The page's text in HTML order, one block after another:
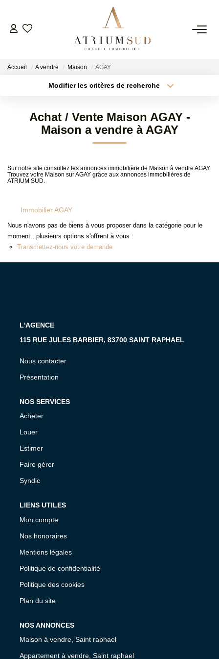
TRANSACTION
ESTIMATION
MON COMPTE
EN
Accueil A vendre Maison AGAY
Modifier les critères de recherche
Sélectionnez...
Type de bien
Surface min
Créer une alerte
Achat / Vente Maison AGAY -
Maison a vendre à AGAY
Sur notre site consultez les annonces immobilière de Maison à vendre AGAY.
Trouvez votre Maison sur AGAY grâce aux annonces immobilières de
ATRIUM SUD.
Immobilier AGAY
Nous n'avons pas de biens à vous proposer dans la catégorie pour le
moment , plusieurs options s'offrent à vous :
Transmettez-nous votre demande
L'AGENCE
115 RUE JULES BARBIER, 83700 SAINT RAPHAEL
Nous contacter
Présentation
NOS SERVICES
Acheter
Louer
Estimer
Faire gérer
Syndic
LIENS UTILES
Mon compte
Nos honoraires
Mentions légales
Politique de confidentialité
Politique des cookies
Plan du site
NOS ANNONCES
Maison à vendre, Saint raphael
Appartement à vendre, Saint raphael